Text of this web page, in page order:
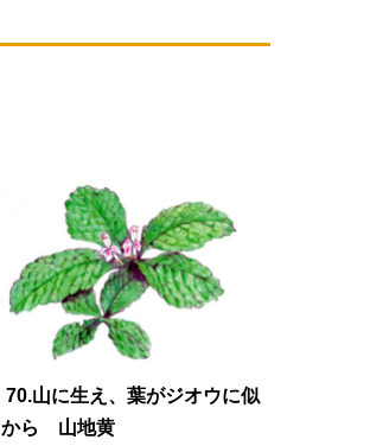
70.山に生え、葉がジオウに似
から 山地黄